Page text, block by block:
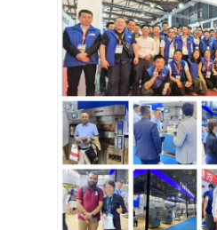
Máy cắt bánh mì thương mại
Thợ làm bánh
Máy bảo vệ tủ lạnh
Lò nướng giá
Cốc nướng bánh thương mại
Lò vi sóng